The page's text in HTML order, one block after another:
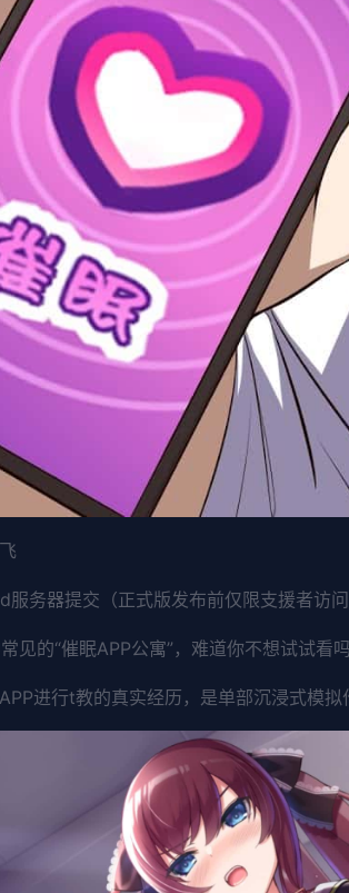
务器提交（正式版发布前仅限支援者访问
见的“催眠APP公寓”，难道你不想试试看
进行t教的真实经历，是单部沉浸式模